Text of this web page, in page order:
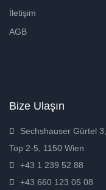
İletişim
AGB
Bize Ulaşın
Sechshauser Gürtel 3,
Top 2-5, 1150 Wien
+43 1 239 52 88
+43 660 123 05 08